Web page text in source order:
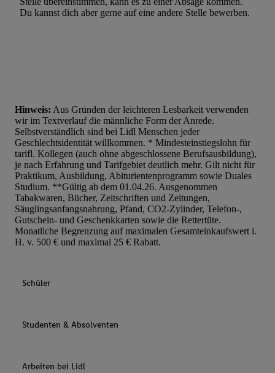
Du kannst dich aber gerne auf eine andere Stelle bewerben.
Hinweis: Aus Gründen der leichteren Lesbarkeit verwenden
wir im Textverlauf die männliche Form der Anrede.
Selbstverständlich sind bei Lidl Menschen jeder
Geschlechtsidentität willkommen. * Mindesteinstiegslohn für
tarifl. Kollegen (auch ohne abgeschlossene Berufsausbildung),
je nach Erfahrung und Tarifgebiet deutlich mehr. Gilt nicht für
Praktikum, Ausbildung, Abiturientenprogramm sowie Duales
Studium. **Gültig ab dem 01.04.26. Ausgenommen
Tabakwaren, Bücher, Zeitschriften und Zeitungen,
Säuglingsanfangsnahrung, Pfand, CO2-Zylinder, Telefon-,
Gutschein- und Geschenkkarten sowie die Rettertüte.
Monatliche Begrenzung auf maximalen Gesamteinkaufswert i.
H. v. 500 € und maximal 25 € Rabatt.
Schüler
Studenten & Absolventen
Arbeiten bei Lidl
Entwicklung und Verbesserung der Angebote. Analyse von
Statistiken oder Kombinationen von Daten aus verschiedenen